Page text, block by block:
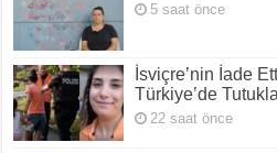
5 saat önce
İsviçre’nin İade
Türkiye’de
22 saat önce